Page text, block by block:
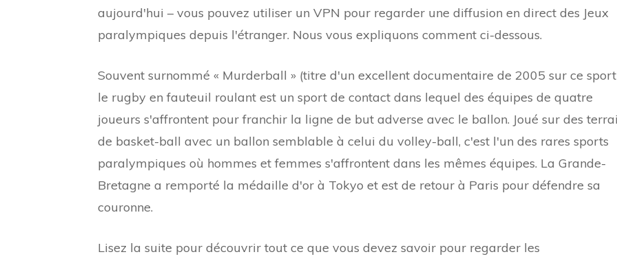
aujourd'hui – vous pouvez utiliser un VPN pour regarder une diffusion en direct des Jeux
paralympiques depuis l'étranger. Nous vous expliquons comment ci-dessous.
Souvent surnommé « Murderball » (titre d'un excellent documentaire de 2005 sur ce
le rugby en fauteuil roulant est un sport de contact dans lequel des équipes de quatre
joueurs s'affrontent pour franchir la ligne de but adverse avec le ballon. Joué sur des
de basket-ball avec un ballon semblable à celui du volley-ball, c'est l'un des rares sports
paralympiques où hommes et femmes s'affrontent dans les mêmes équipes. La Grande-
Bretagne a remporté la médaille d'or à Tokyo et est de retour à Paris pour défendre sa
couronne.
Lisez la suite pour découvrir tout ce que vous devez savoir pour regarder les